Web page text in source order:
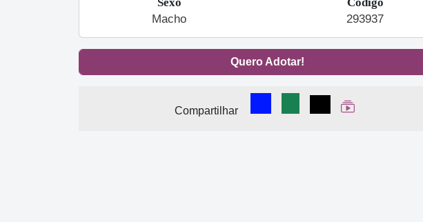
Macho
293937
Quero Adotar!
Compartilhar
Compartilhar no Facebook
Compartilhar no WhatsApp
Compartilhar
Ver Web Story